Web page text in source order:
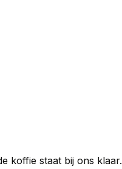
koffie staat bij ons klaar.